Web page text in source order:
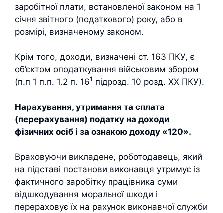
заробітної плати, встановленої законом на 1
січня звітного (податкового) року, або в
розмірі, визначеному законом.
Крім того, доходи, визначені ст. 163 ПКУ, є
об’єктом оподаткування військовим збором
(п.п 1 п.п. 1.2 п. 161 підрозд. 10 розд. XX ПКУ).
Нарахування, утримання та сплата
(перерахування) податку на доходи
фізичних осіб і за ознакою доходу «120».
Враховуючи викладене, роботодавець, який
на підставі постанови виконавця утримує із
фактичного заробітку працівника суми
відшкодування моральної шкоди і
перераховує їх на рахунок виконавчої служби